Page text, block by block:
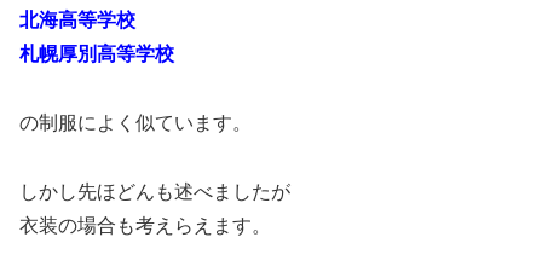
北海高等学校
札幌厚別高等学校
の制服によく似ています。
しかし先ほどんも述べましたが
衣装の場合も考えらえます。